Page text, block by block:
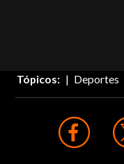
Tópicos: Deportes